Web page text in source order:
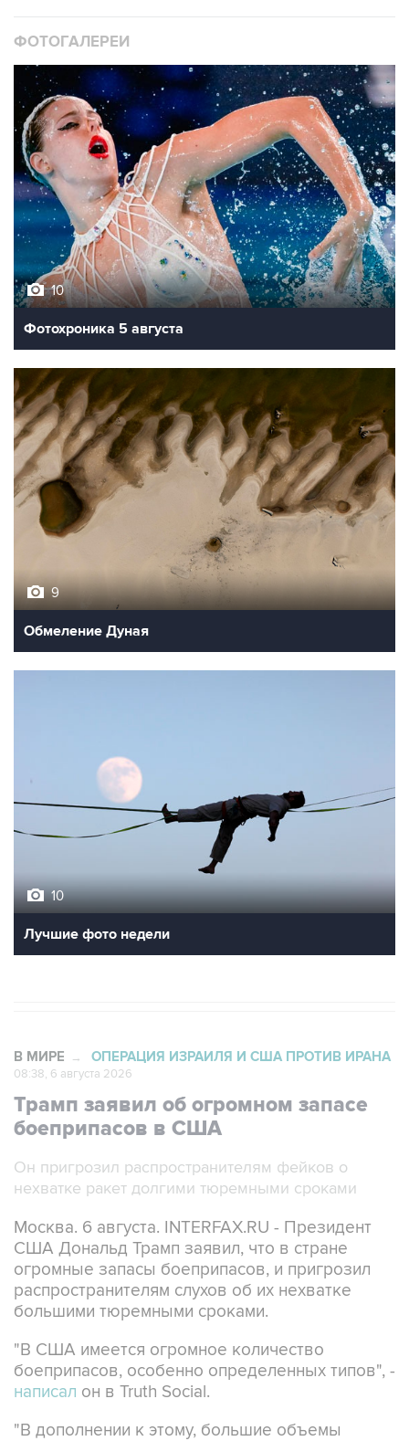
ФОТОГАЛЕРЕИ
10
Фотохроника 5 августа
9
Обмеление Дуная
10
Лучшие фото недели
В МИРЕ → ОПЕРАЦИЯ ИЗРАИЛЯ И США ПРОТИВ ИРАНА
08:38, 6 августа 2026
Трамп заявил об огромном запасе
боеприпасов в США
Он пригрозил распространителям фейков о
нехватке ракет долгими тюремными сроками
Москва. 6 августа. INTERFAX.RU - Президент
США Дональд Трамп заявил, что в стране
огромные запасы боеприпасов, и пригрозил
распространителям слухов об их нехватке
большими тюремными сроками.
"В США имеется огромное количество
боеприпасов, особенно определенных типов", -
написал он в Truth Social.
"В дополнении к этому, большие объемы